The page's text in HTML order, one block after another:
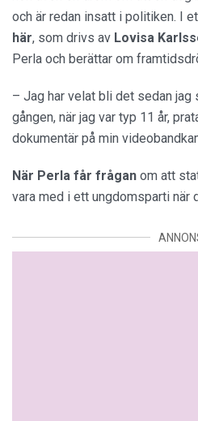
och är redan insatt i politiken. I
här, som drivs av Lovisa
Perla och berättar om
– Jag har velat bli det sedan
gången, när jag var typ 11 år,
dokumentär på min
När Perla får frågan om att
vara med i ett ungdomsparti när